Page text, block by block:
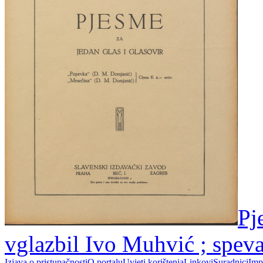
vglazbil Ivo Muhvić ;